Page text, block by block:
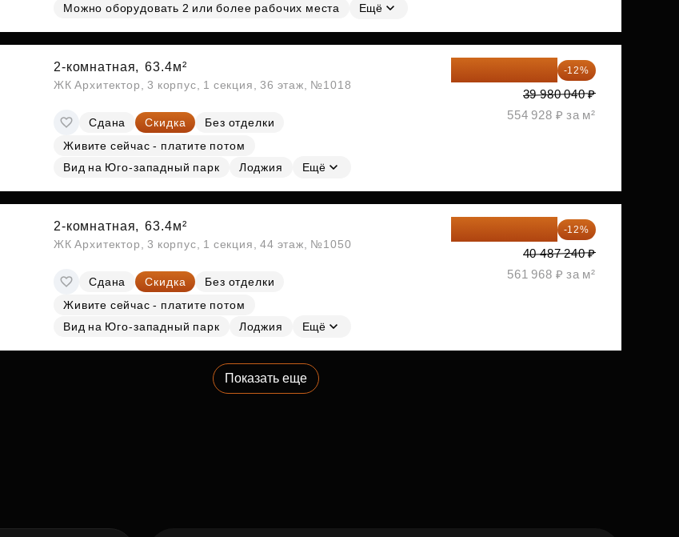
Можно оборудовать 2 или более рабочих места
Ещё
2-комнатная, 63.4м²
ЖК Архитектор, 3 корпус, 1 секция, 36 этаж, №1018
Сдана Скидка
Без отделки
Живите сейчас - платите потом
Вид на Юго-западный парк
Лоджия Ещё
-12%
39 980 040 ₽
554 928 ₽ за м²
2-комнатная, 63.4м²
ЖК Архитектор, 3 корпус, 1 секция, 44 этаж, №1050
Сдана Скидка
Без отделки
Живите сейчас - платите потом
Вид на Юго-западный парк
Лоджия Ещё
-12%
40 487 240 ₽
561 968 ₽ за м²
Показать еще